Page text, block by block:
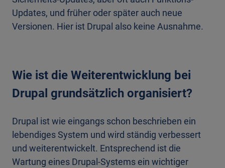
Updates, und früher oder später auch neue
Versionen. Hier ist Drupal also keine Ausnahme.
Wie ist die Weiterentwicklung bei
Drupal grundsätzlich organisiert?
Drupal ist wie eingangs schon beschrieben ein
lebendiges System und wird ständig verbessert
und weiterentwickelt. Entsprechend ist die
Wartung eines Drupal-Systems ein wichtiger